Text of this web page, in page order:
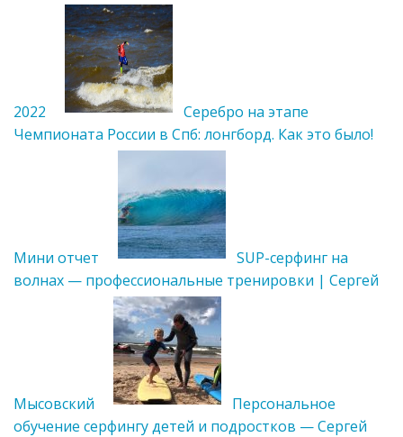
2022
Серебро на этапе
Чемпионата России в Спб: лонгборд. Как это было!
Мини отчет
SUP-серфинг на
волнах — профессиональные тренировки | Сергей
Мысовский
Персональное
обучение серфингу детей и подростков — Сергей